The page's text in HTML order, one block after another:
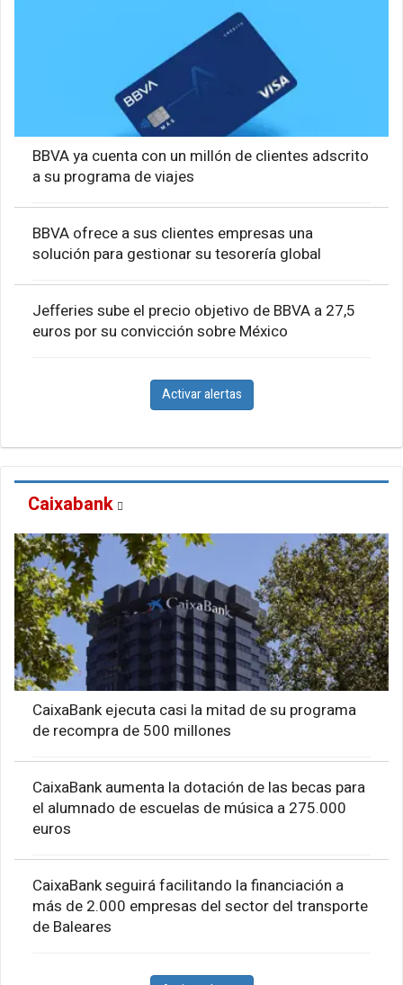
BBVA ya cuenta con un millón de clientes adscrito
a su programa de viajes
BBVA ofrece a sus clientes empresas una
solución para gestionar su tesorería global
Jefferies sube el precio objetivo de BBVA a 27,5
euros por su convicción sobre México
Activar alertas
Caixabank
CaixaBank ejecuta casi la mitad de su programa
de recompra de 500 millones
CaixaBank aumenta la dotación de las becas para
el alumnado de escuelas de música a 275.000
euros
CaixaBank seguirá facilitando la financiación a
más de 2.000 empresas del sector del transporte
de Baleares